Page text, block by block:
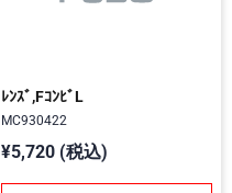
ﾚﾝｽﾞ,FｺﾝﾋﾞL
MC930422
¥5,720 (税込)